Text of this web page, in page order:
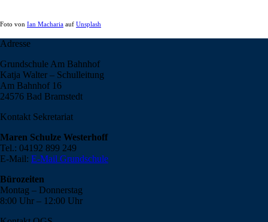
Foto von Ian Macharia auf Unsplash
Adresse
Grundschule Am Bahnhof
Katja Walter – Schulleitung
Am Bahnhof 16
24576 Bad Bramstedt
Kontakt Sekretariat
Maren Schulze Westerhoff
Tel.: 04192 899 249
E-Mail: E-Mail Grundschule
Bürozeiten
Montag – Donnerstag
8:00 Uhr – 12:00 Uhr